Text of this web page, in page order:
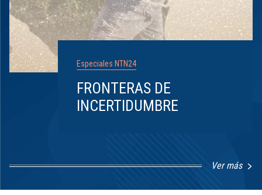
Especiales NTN24
FRONTERAS DE
INCERTIDUMBRE
Ver más
1